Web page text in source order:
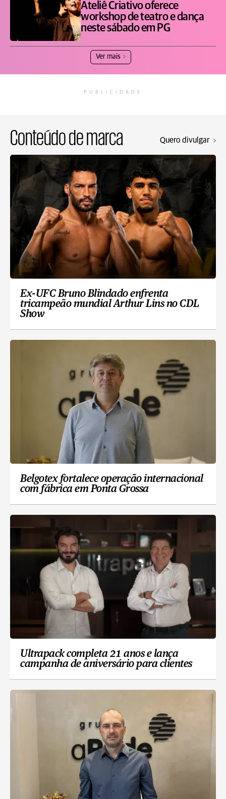
Ateliê Criativo oferece
workshop de teatro e dança
neste sábado em PG
Ver mais
PUBLICIDADE
Conteúdo de marca Quero divulgar
Ex-UFC Bruno Blindado enfrenta
tricampeão mundial Arthur Lins no CDL
Show
Belgotex fortalece operação internacional
com fábrica em Ponta Grossa
Ultrapack completa 21 anos e lança
campanha de aniversário para clientes